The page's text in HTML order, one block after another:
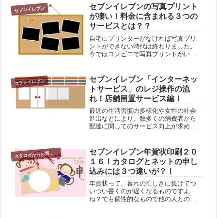
をかけちゃうかも……」と、つい出し
そびれてしまうこと、ありますよね。
実...
セブンイレブン
セブンイレブンの写真プリント
が凄い！料金に含まれる３つの
サービスとは？？
自宅にプリンターがなければ写真プリ
ントができない時代は終わりました。
今ではコンビニで写真プリントがいと
写真プリント料金に含まれている３つ
のサービスで他のコンビニと格差を付
け...
セブンイレブン
セブンイレブン「インターネッ
トサービス」のレジ操作の流
れ！店舗留置サービス編！
最近の生活習慣の多様化や女性の社会
進出などにより、数多くの消費者から
配達に関してのサービス向上が求めら
レス、遅い時間だと受け取れないなど
のさまざまなお悩み．．．セブンイレ
ブ...
カ
セブンイレブン年賀状印刷２０
１６！カタログとネットの申し
込みには３つ違いが？！
年賀状って、暮れの忙しさに負けてつ
いつい書くのが遅くなるものですよ
ね？でも個性的なもので他の人との違